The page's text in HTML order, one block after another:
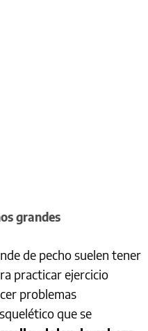
grandes
de pecho suelen tener
practicar ejercicio
problemas
que se